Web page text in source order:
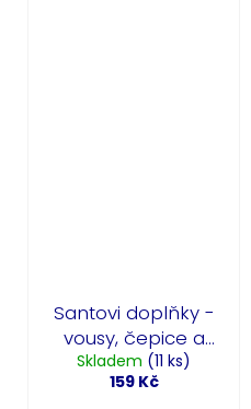
Santovi doplňky -
vousy, čepice a
brýle
Skladem (11 ks)
159 Kč